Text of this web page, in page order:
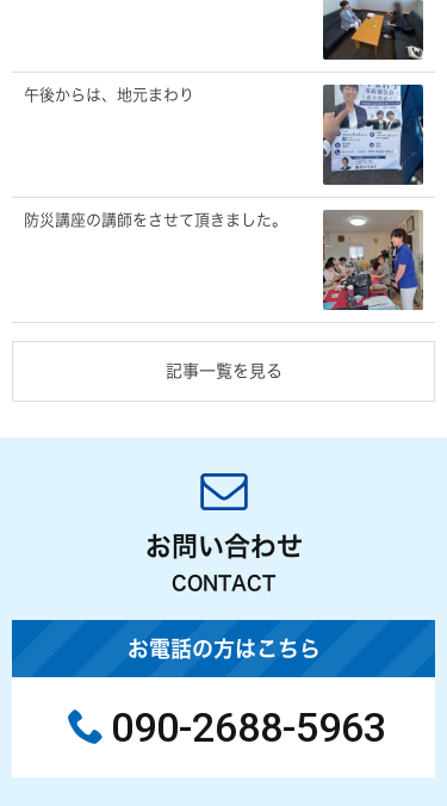
午後からは、地元まわり
防災講座の講師をさせて頂きました。
記事一覧を見る
お問い合わせ
CONTACT
お電話の方はこちら
090-2688-5963